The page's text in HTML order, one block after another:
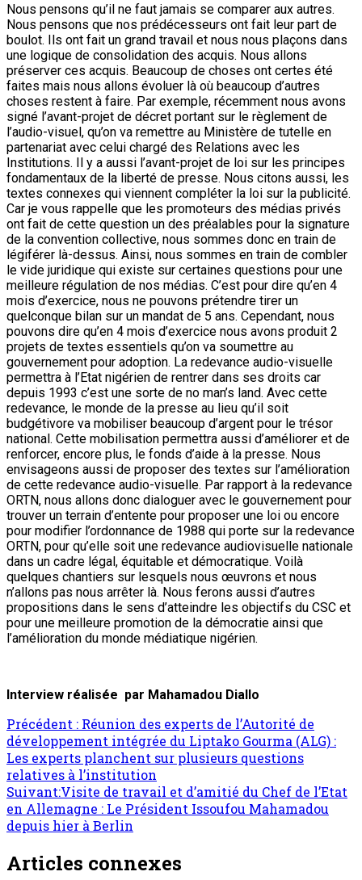
Nous pensons qu’il ne faut jamais se comparer aux autres.
Nous pensons que nos prédécesseurs ont fait leur part de
boulot. Ils ont fait un grand travail et nous nous plaçons dans
une logique de consolidation des acquis. Nous allons
préserver ces acquis. Beaucoup de choses ont certes été
faites mais nous allons évoluer là où beaucoup d’autres
choses restent à faire. Par exemple, récemment nous avons
signé l’avant-projet de décret portant sur le règlement de
l’audio-visuel, qu’on va remettre au Ministère de tutelle en
partenariat avec celui chargé des Relations avec les
Institutions. Il y a aussi l’avant-projet de loi sur les principes
fondamentaux de la liberté de presse. Nous citons aussi, les
textes connexes qui viennent compléter la loi sur la publicité.
Car je vous rappelle que les promoteurs des médias privés
ont fait de cette question un des préalables pour la signature
de la convention collective, nous sommes donc en train de
légiférer là-dessus. Ainsi, nous sommes en train de combler
le vide juridique qui existe sur certaines questions pour une
meilleure régulation de nos médias. C’est pour dire qu’en 4
mois d’exercice, nous ne pouvons prétendre tirer un
quelconque bilan sur un mandat de 5 ans. Cependant, nous
pouvons dire qu’en 4 mois d’exercice nous avons produit 2
projets de textes essentiels qu’on va soumettre au
gouvernement pour adoption. La redevance audio-visuelle
permettra à l’Etat nigérien de rentrer dans ses droits car
depuis 1993 c’est une sorte de no man’s land. Avec cette
redevance, le monde de la presse au lieu qu’il soit
budgétivore va mobiliser beaucoup d’argent pour le trésor
national. Cette mobilisation permettra aussi d’améliorer et de
renforcer, encore plus, le fonds d’aide à la presse. Nous
envisageons aussi de proposer des textes sur l’amélioration
de cette redevance audio-visuelle. Par rapport à la redevance
ORTN, nous allons donc dialoguer avec le gouvernement pour
trouver un terrain d’entente pour proposer une loi ou encore
pour modifier l’ordonnance de 1988 qui porte sur la redevance
ORTN, pour qu’elle soit une redevance audiovisuelle nationale
dans un cadre légal, équitable et démocratique. Voilà
quelques chantiers sur lesquels nous œuvrons et nous
n’allons pas nous arrêter là. Nous ferons aussi d’autres
propositions dans le sens d’atteindre les objectifs du CSC et
pour une meilleure promotion de la démocratie ainsi que
l’amélioration du monde médiatique nigérien.
Interview réalisée par Mahamadou Diallo
Précédent : Réunion des experts de l’Autorité de
développement intégrée du Liptako Gourma (ALG) :
Les experts planchent sur plusieurs questions
relatives à l’institution
Suivant:Visite de travail et d’amitié du Chef de l’Etat
en Allemagne : Le Président Issoufou Mahamadou
depuis hier à Berlin
Articles connexes